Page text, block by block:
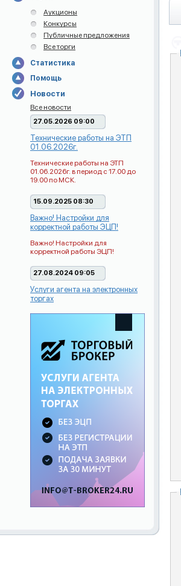
Аукционы
Конкурсы
Публичные предложения
Все торги
Статистика
Помощь
Новости
Все новости
27.05.2026 09:00
Технические работы на ЭТП
01.06.2026г.
Технические работы на ЭТП
01.06.2026г. в период с 17.00 до
19.00 по МСК.
15.09.2025 08:30
Важно! Настройки для
корректной работы ЭЦП!
Важно! Настройки для
корректной работы ЭЦП!
27.08.2024 09:05
Услуги агента на электронных
торгах